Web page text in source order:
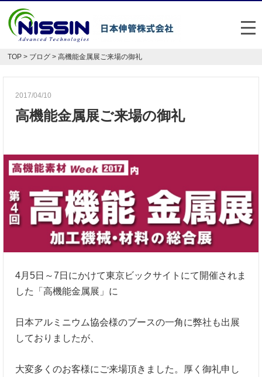
メ
日本伸管の強み
お悩み解決事例
お役立ち情報
FAQ
Japan English
048-477-7331
TOP > ブログ > 高機能金属展ご来場の御礼
2017/04/10
高機能金属展ご来場の御礼
4月5日～7日にかけて東京ビックサイトにて開催されま
した「高機能金属展」に
日本アルミニウム協会様のブースの一角に弊社も出展
しておりましたが、
大変多くのお客様にご来場頂きました。厚く御礼申し